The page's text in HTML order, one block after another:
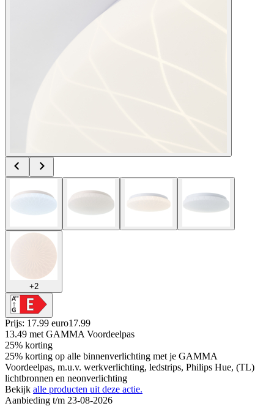
+2
Prijs: 17.99 euro17.99
13.49 met GAMMA Voordeelpas
25% korting
25% korting op alle binnenverlichting met je GAMMA
Voordeelpas, m.u.v. werkverlichting, ledstrips, Philips Hue, (TL)
lichtbronnen en neonverlichting
Bekijk alle producten uit deze actie.
Aanbieding t/m 23-08-2026